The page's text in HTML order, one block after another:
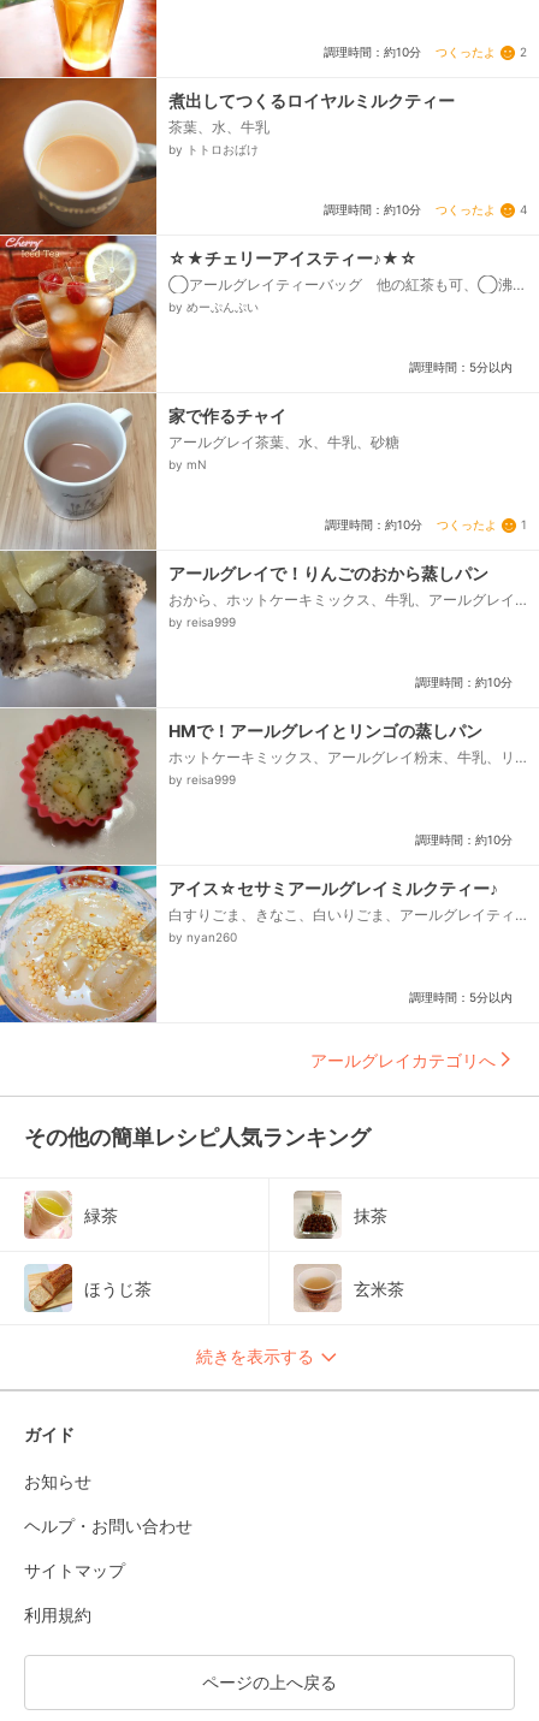
調理時間：約10分 つくったよ 2
煮出してつくるロイヤルミルクティー
茶葉、水、牛乳
by トトロおばけ
調理時間：約10分 つくったよ 4
☆★チェリーアイスティー♪★☆
◯アールグレイティーバッグ 他の紅茶も可、◯沸騰
させたお湯、●チェリーシロップ、◉氷片、※レモンス
by めーぷんぷい
調理時間：5分以内
家で作るチャイ
アールグレイ茶葉、水、牛乳、砂糖
by mN
調理時間：約10分 つくったよ 1
アールグレイで！りんごのおから蒸しパン
おから、ホットケーキミックス、牛乳、アールグレイ
粉末、りんご
by reisa999
調理時間：約10分
HMで！アールグレイとリンゴの蒸しパン
ホットケーキミックス、アールグレイ粉末、牛乳、リ
ンゴ
by reisa999
調理時間：約10分
アイス☆セサミアールグレイミルクティー♪
白すりごま、きなこ、白いりごま、アールグレイティ
ーラテ、低脂肪乳、氷
by nyan260
調理時間：5分以内
アールグレイカテゴリへ
その他の簡単レシピ人気ランキング
緑茶 抹茶
ほうじ茶 玄米茶
続きを表示する
ガイド
お知らせ
ヘルプ・お問い合わせ
サイトマップ
利用規約
ページの上へ戻る